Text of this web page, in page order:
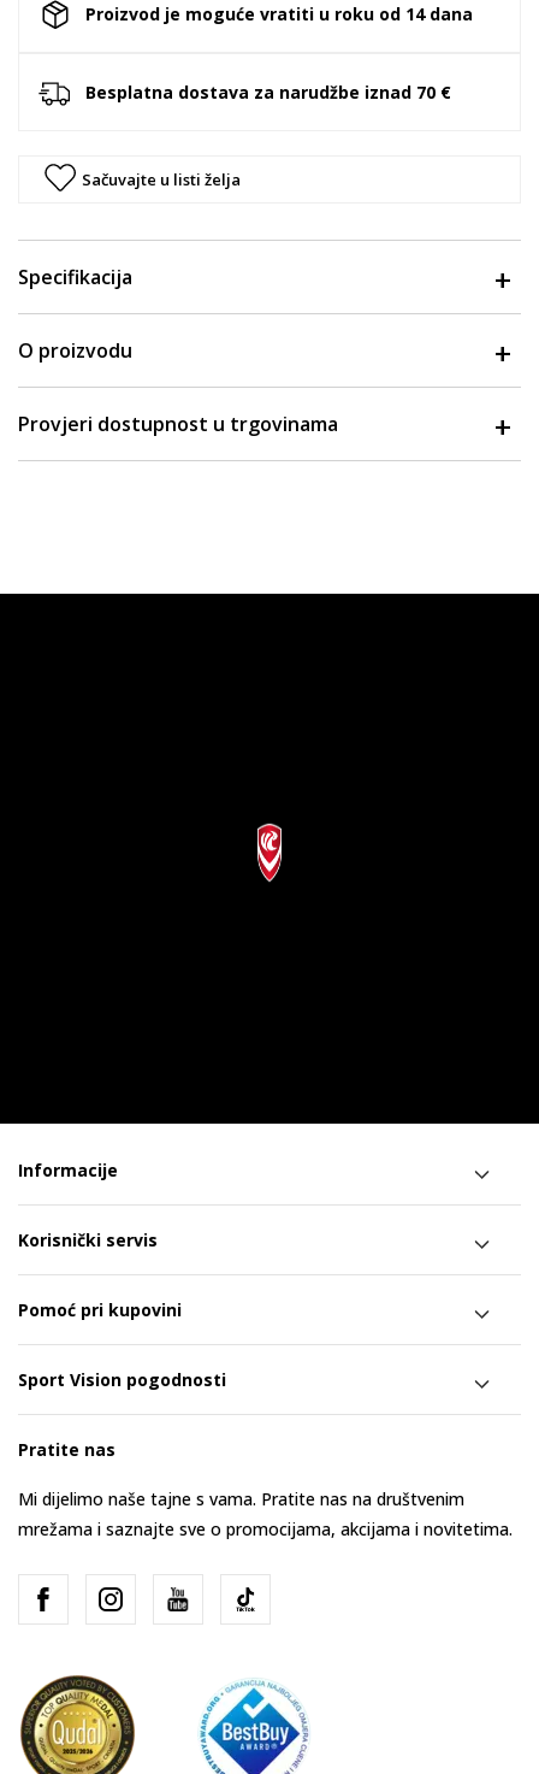
Proizvod je moguće vratiti u roku od 14 dana
Besplatna dostava za narudžbe iznad 70 €
Sačuvajte u listi želja
Specifikacija
O proizvodu
Provjeri dostupnost u trgovinama
Informacije
Korisnički servis
Pomoć pri kupovini
Sport Vision pogodnosti
Pratite nas
Mi dijelimo naše tajne s vama. Pratite nas na društvenim
mrežama i saznajte sve o promocijama, akcijama i novitetima.